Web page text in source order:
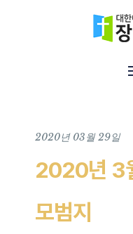
2020년 03월 29일
2020년 3
모범지